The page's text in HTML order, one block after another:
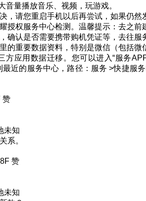
音量播放音乐、视频，玩游戏。
，请您重启手机以后再尝试，如果仍然
授权服务中心检测。温馨提示：去之前
确认是否需要携带购机凭证等，去往服
的重要数据资料，特别是微信（包括微
方应用数据迁移。您可以进入“服务
最近的服务中心，路径：服务 >快捷服
赞
未知
系。
8F 赞
未知